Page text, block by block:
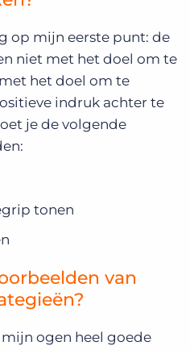
op mijn eerste punt: de
niet met het doel om te
het doel om te
indruk achter te
je de volgende
tonen
van
ogen heel goede